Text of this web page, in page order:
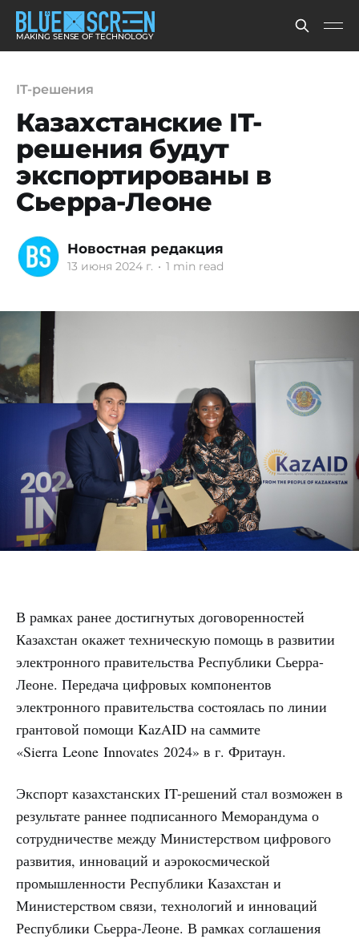
MAKING SENSE OF TECHNOLOGY
IT-решения
Казахстанские IT-
решения будут
экспортированы в
Сьерра-Леоне
Новостная редакция
13 июня 2024 г. • 1 min read
В рамках ранее достигнутых договоренностей
Казахстан окажет техническую помощь в развитии
электронного правительства Республики Сьерра-
Леоне. Передача цифровых компонентов
электронного правительства состоялась по линии
грантовой помощи KazAID на саммите
«Sierra Leone Innovates 2024» в г. Фритаун.
Экспорт казахстанских IT-решений стал возможен в
результате раннее подписанного Меморандума о
сотрудничестве между Министерством цифрового
развития, инноваций и аэрокосмической
промышленности Республики Казахстан и
Министерством связи, технологий и инноваций
Республики Сьерра-Леоне. В рамках соглашения